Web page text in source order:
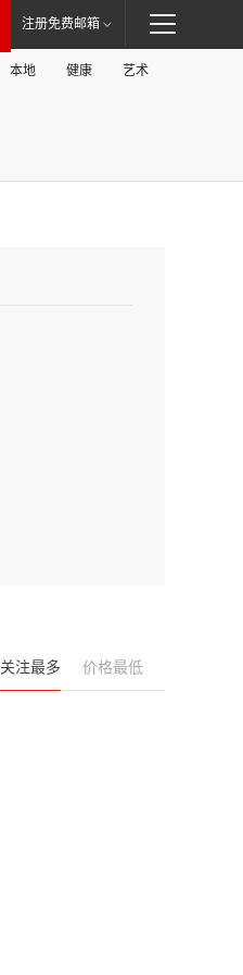
注册免费邮箱
本地 健康 艺术
关注最多 价格最低